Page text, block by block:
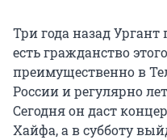
Три года назад Ургант
есть гражданство
преимущественно в
России и регулярно
Сегодня он даст
Хайфа, а в субботу